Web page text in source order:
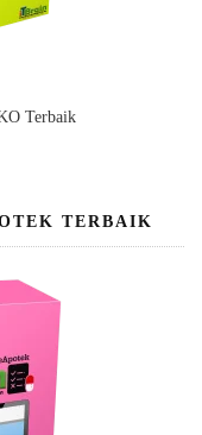
Terbaik
TERBAIK